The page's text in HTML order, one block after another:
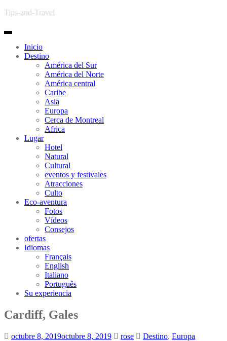
Skip to main content
Tips-and-Travel
Toggle navigation
Inicio
Destino
América del Sur
América del Norte
América central
Caribe
Asia
Europa
Cerca de Montreal
Africa
Lugar
Hotel
Natural
Cultural
eventos y festivales
Atracciones
Culto
Eco-aventura
Fotos
Vídeos
Consejos
ofertas
Idiomas
Français
English
Italiano
Português
Su experiencia
Cardiff, Gales
octubre 8, 2019octubre 8, 2019 rose Destino, Europa